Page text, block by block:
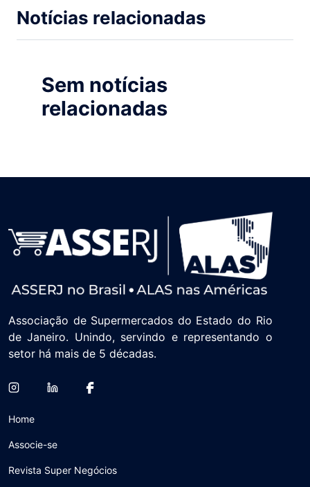
Notícias relacionadas
Sem notícias
relacionadas
Associação de Supermercados do Estado do Rio
de Janeiro. Unindo, servindo e representando o
setor há mais de 5 décadas.
Home
Associe-se
Revista Super Negócios